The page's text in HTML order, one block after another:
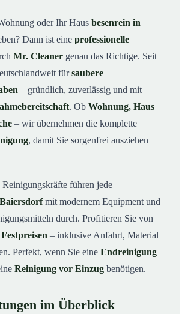
in Baiersdorf?
in Baiersdorf ab
für eine Endreinigung
anfordern
professionelle Endreinigung in
oder Ihr Haus besenrein in
Dann ist eine professionelle
Mr. Cleaner genau das Richtige. Seit
fürsaubere
– gründlich, zuverlässig und mit
. Ob Wohnung, Haus
– wir übernehmen die komplette
, damit Sie sorgenfrei ausziehen
Reinigungskräfte führen jede
mit modernem Equipment und
durch. Profitieren Sie von
– inklusive Anfahrt, Material
Perfekt, wenn Sie eine Endreinigung
Reinigung vor Einzug benötigen.
im Überblick